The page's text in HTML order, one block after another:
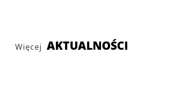
Więcej AKTUALNOŚCI